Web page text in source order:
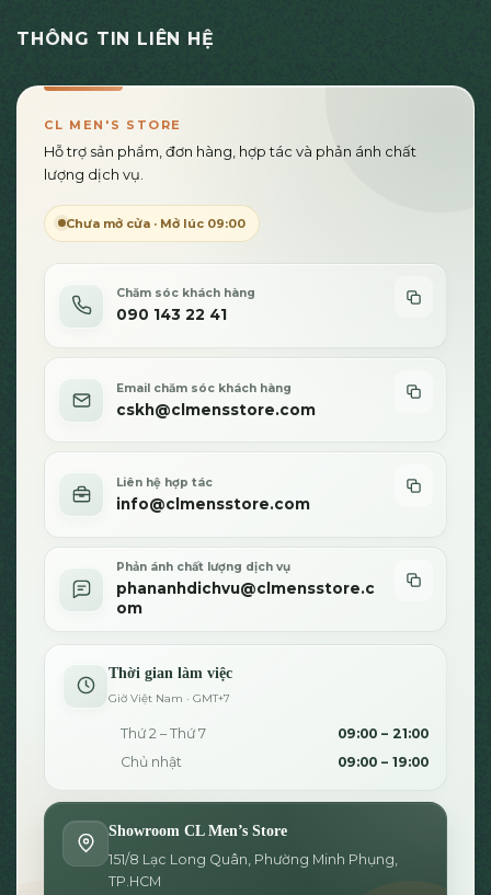
tùy
THÔNG TIN LIÊN HỆ
CL MEN'S STORE
Hỗ trợ sản phẩm, đơn hàng, hợp tác và phản ánh chất
lượng dịch vụ.
Chưa mở cửa · Mở lúc 09:00
Chăm sóc khách hàng
090 143 22 41
Email chăm sóc khách hàng
cskh@clmensstore.com
Liên hệ hợp tác
info@clmensstore.com
Phản ánh chất lượng dịch vụ
phananhdichvu@clmensstore.c
om
Thời gian làm việc
Giờ Việt Nam · GMT+7
Thứ 2 – Thứ 7
09:00 – 21:00
Chủ nhật
09:00 – 19:00
Showroom CL Men’s Store
151/8 Lạc Long Quân, Phường Minh Phụng,
TP.HCM